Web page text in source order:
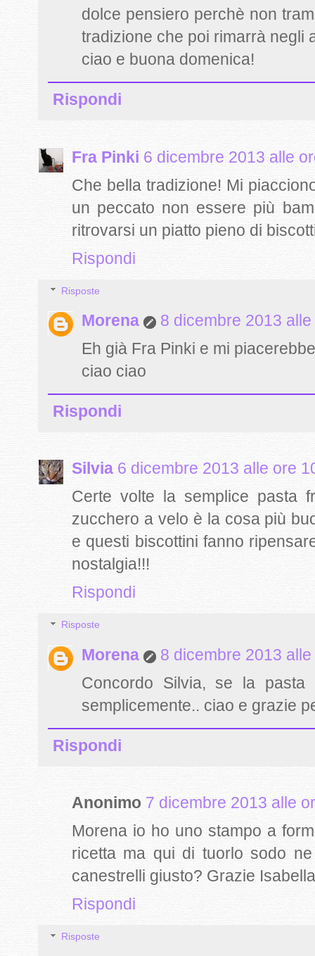
dolce pensiero perchè non
tradizione che poi rimarrà negli
ciao e buona domenica!
Rispondi
Fra Pinki 6 dicembre 2013 alle
Che bella tradizione! Mi
un peccato non essere più
ritrovarsi un piatto pieno di
Rispondi
Risposte
Morena
8 dicembre 2013
Eh già Fra Pinki e mi
ciao ciao
Rispondi
Silvia 6 dicembre 2013 alle ore
Certe volte la semplice pasta
zucchero a velo è la cosa più
e questi biscottini fanno
nostalgia!!!
Rispondi
Risposte
Morena
8 dicembre 2013
Concordo Silvia, se la
semplicemente.. ciao e grazie
Rispondi
Anonimo 7 dicembre 2013 alle
Morena io ho uno stampo a
ricetta ma qui di tuorlo sodo
canestrelli giusto? Grazie Isabella
Rispondi
Risposte